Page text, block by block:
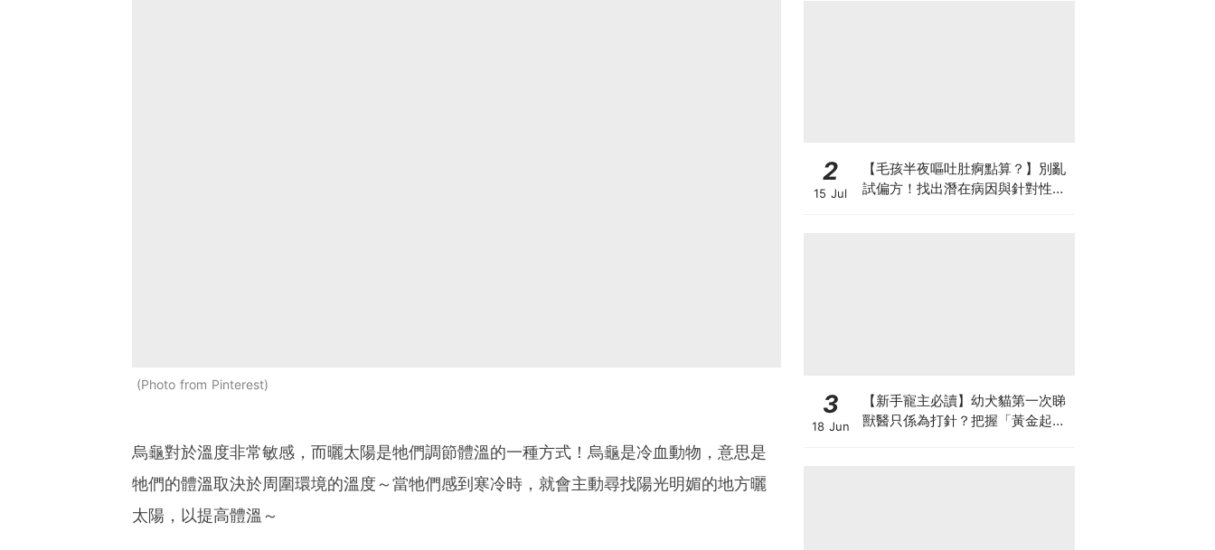
Photo from Pinterest
烏龜對於溫度非常敏感，而曬太陽是牠們調節體溫的一種方式！烏龜是冷血動物，意思是
牠們的體溫取決於周圍環境的溫度～當牠們感到寒冷時，就會主動尋找陽光明媚的地方曬
太陽，以提高體溫～
2
15 Jul
【毛孩半夜嘔吐肚痾點算？】別亂
試偏方！找出潛在病因與針對性營
3
18 Jun
【新手寵主必讀】幼犬貓第一次睇
獸醫只係為打針？把握「黃金起跑